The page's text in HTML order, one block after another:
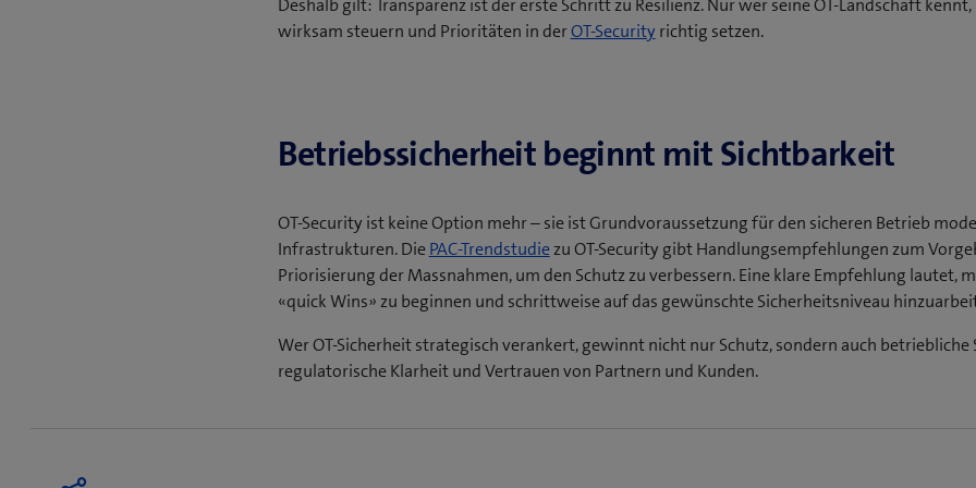
Business Continuity:Frühzeitige Erkennung von OT-Anomalien, bevor es zu
Versorgungsunterbrüchen kommt.
OT-Transparenz:
Transparente Sicht auf alle Assets, Kommunikationswege und
über Zuständigkeiten hinweg.
OT- und Netz-Transparenz:Klare Sicht auf alle kritischen OT-Assets und Datennetz-
Betriebsresilienz:Kürzere Störungs- und Reaktionszeiten, bessere Pünktlichkeits-KPIs
Gesamtsicht über Geräte und Zugangswege.
Ausfälle mit direkten Auswirkungen auf die Patientenversorgung.
Klinische Kontinuität:Frühzeitiges Erkennen von OT-Anomalien verhindert Ausfälle in
Compliance und Transparenz:Klare Risikolage mit priorisierten, regulatorisch
Massnahmen für eine sichere Klinik-OT.
Daten- und Geräteschutz:Sicherung der Datenintegrität und stabile Verfügbarkeit
Deshalb gilt: Transparenz ist der erste Schritt zu Resilienz. Nur wer seine OT-Landschaft kennt,
wirksam steuern und Prioritäten in derOT-Securityrichtig setzen.
Betriebssicherheit beginnt mit Sichtbarkeit
OT-Security ist keine Option mehr – sie ist Grundvoraussetzung für den sicheren Betrieb
Infrastrukturen. DiePAC-Trendstudiezu OT-Security gibt Handlungsempfehlungen zum
Priorisierung der Massnahmen, um den Schutz zu verbessern. Eine klare Empfehlung lautet,
«quick Wins» zu beginnen und schrittweise auf das gewünschte Sicherheitsniveau
Wer OT-Sicherheit strategisch verankert, gewinnt nicht nur Schutz, sondern auch betriebliche
regulatorische Klarheit und Vertrauen von Partnern und Kunden.